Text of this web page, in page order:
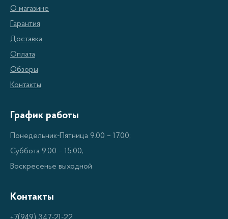
О магазине
Гарантия
Доставка
Оплата
Обзоры
Контакты
График работы
Понедельник-Пятница 9.00 – 17.00;
Суббота 9.00 – 15.00;
Воскресенье выходной
Контакты